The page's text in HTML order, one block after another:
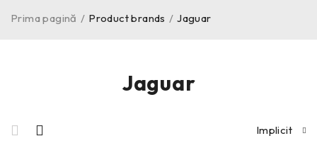
Jaguar
Prima pagină / Product brands / Jaguar
Implicit